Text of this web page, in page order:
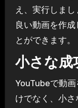
え、実行しま
良い動画を作
とができます。
小さな成
YouTubeで動
けでなく、小